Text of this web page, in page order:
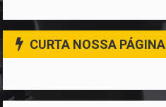
CURTA NOSSA PÁGINA